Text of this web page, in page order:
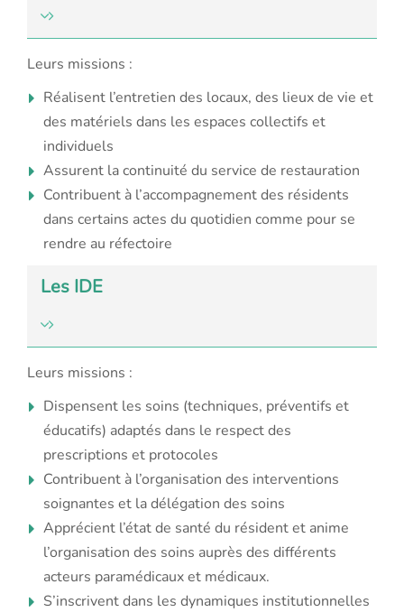
Leurs missions :
Réalisent l’entretien des locaux, des lieux de vie et
des matériels dans les espaces collectifs et
individuels
Assurent la continuité du service de restauration
Contribuent à l’accompagnement des résidents
dans certains actes du quotidien comme pour se
rendre au réfectoire
Les IDE
Leurs missions :
Dispensent les soins (techniques, préventifs et
éducatifs) adaptés dans le respect des
prescriptions et protocoles
Contribuent à l’organisation des interventions
soignantes et la délégation des soins
Apprécient l’état de santé du résident et anime
l’organisation des soins auprès des différents
acteurs paramédicaux et médicaux.
S’inscrivent dans les dynamiques institutionnelles